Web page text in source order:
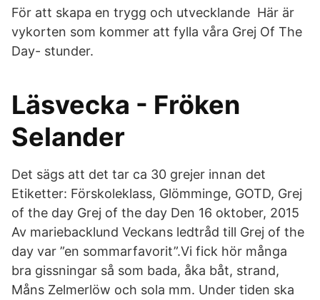
För att skapa en trygg och utvecklande Här är
vykorten som kommer att fylla våra Grej Of The
Day- stunder.
Läsvecka - Fröken
Selander
Det sägs att det tar ca 30 grejer innan det
Etiketter: Förskoleklass, Glömminge, GOTD, Grej
of the day Grej of the day Den 16 oktober, 2015
Av mariebacklund Veckans ledtråd till Grej of the
day var ”en sommarfavorit”.Vi fick hör många
bra gissningar så som bada, åka båt, strand,
Måns Zelmerlöw och sola mm. Under tiden ska